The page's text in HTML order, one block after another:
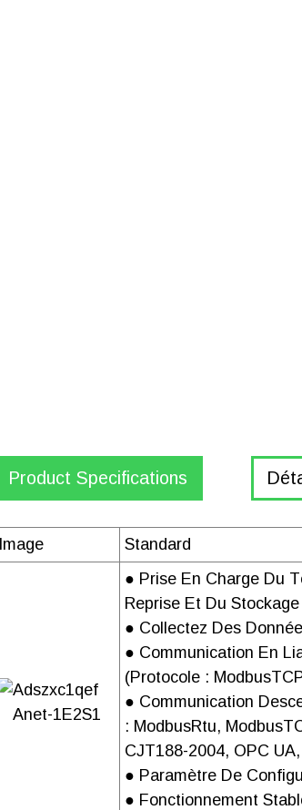
Product Specifications
Image Standard
Anet-1E2S1
● Prise En Charge Du
Reprise Et Du
● Collectez Des
● Communication En
(protocole :
● Communication
: ModbusRtu,
CJT188-2004, OPC
● Paramètre De
● Fonctionnement
PARAMÈTRES
ARM32
Manuel ANet-1E2S1
Machine de gestion
communications